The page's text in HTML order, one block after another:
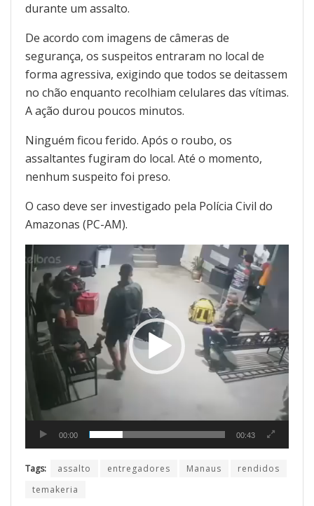
durante um assalto.
De acordo com imagens de câmeras de
segurança, os suspeitos entraram no local de
forma agressiva, exigindo que todos se deitassem
no chão enquanto recolhiam celulares das vítimas.
A ação durou poucos minutos.
Ninguém ficou ferido. Após o roubo, os
assaltantes fugiram do local. Até o momento,
nenhum suspeito foi preso.
O caso deve ser investigado pela Polícia Civil do
Amazonas (PC-AM).
Tocador
de
vídeo
00:00 00:43
Tags: assalto entregadores Manaus
rendidos
temakeria